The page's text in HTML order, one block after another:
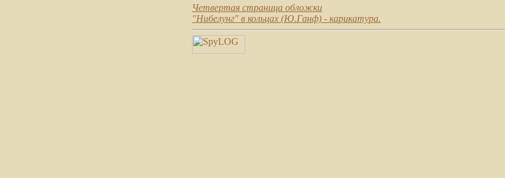
Четвертая страница обложки
"Нибелунг" в кольцах (Ю.Ганф) - карикатура.